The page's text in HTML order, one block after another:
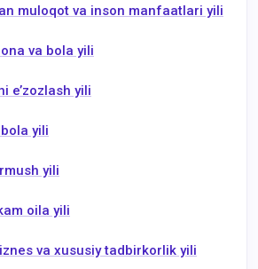
muloqot va inson manfaatlari yili
va bola yili
e’zozlash yili
yili
yili
oila yili
va xususiy tadbirkorlik yili